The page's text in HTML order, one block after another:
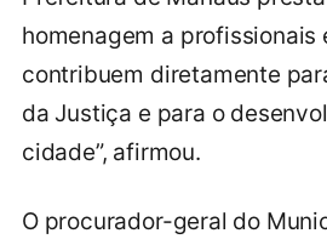
homenagem a profissionais
contribuem diretamente
da Justiça e para o
cidade”, afirmou.
O procurador-geral do